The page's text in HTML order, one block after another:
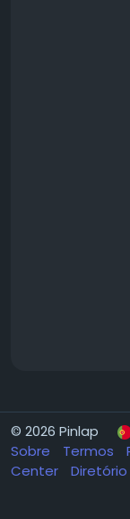
© 2026 Pinlap
Sobre
Termos
Center
Diretório